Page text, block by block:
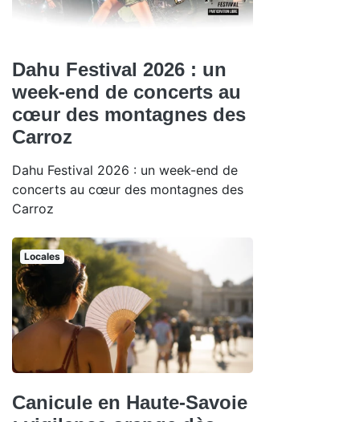
Dahu Festival 2026 : un
week-end de concerts au
cœur des montagnes des
Carroz
Dahu Festival 2026 : un week-end de
concerts au cœur des montagnes des
Carroz
Locales
Canicule en Haute-Savoie